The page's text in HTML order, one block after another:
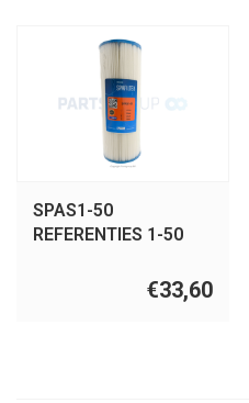
SPAS1-50
REFERENTIES 1-50
2390, SC706, RD50
€33,60